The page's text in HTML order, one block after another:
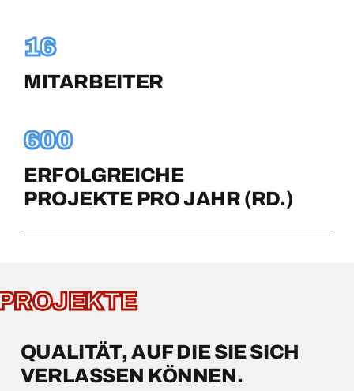
16
MITARBEITER
600
ERFOLGREICHE
PROJEKTE PRO JAHR (RD.)
QUALITÄT, AUF DIE SIE SICH
VERLASSEN KÖNNEN.